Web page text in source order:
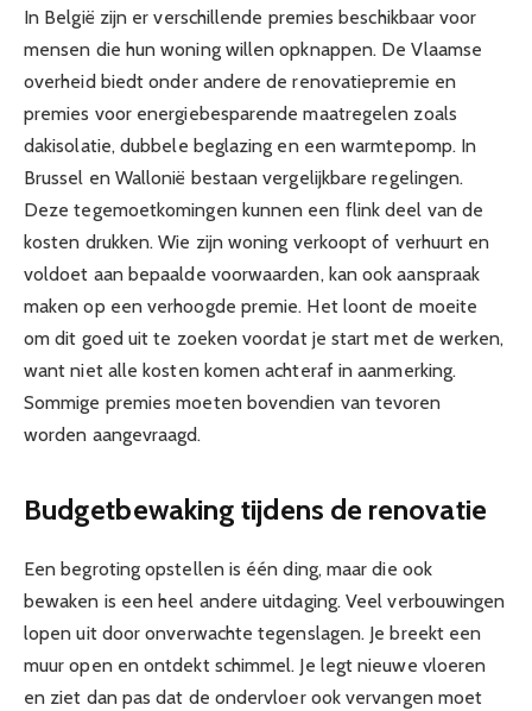
In België zijn er verschillende premies beschikbaar voor
mensen die hun woning willen opknappen. De Vlaamse
overheid biedt onder andere de renovatiepremie en
premies voor energiebesparende maatregelen zoals
dakisolatie, dubbele beglazing en een warmtepomp. In
Brussel en Wallonië bestaan vergelijkbare regelingen.
Deze tegemoetkomingen kunnen een flink deel van de
kosten drukken. Wie zijn woning verkoopt of verhuurt en
voldoet aan bepaalde voorwaarden, kan ook aanspraak
maken op een verhoogde premie. Het loont de moeite
om dit goed uit te zoeken voordat je start met de werken,
want niet alle kosten komen achteraf in aanmerking.
Sommige premies moeten bovendien van tevoren
worden aangevraagd.
Budgetbewaking tijdens de renovatie
Een begroting opstellen is één ding, maar die ook
bewaken is een heel andere uitdaging. Veel verbouwingen
lopen uit door onverwachte tegenslagen. Je breekt een
muur open en ontdekt schimmel. Je legt nieuwe vloeren
en ziet dan pas dat de ondervloer ook vervangen moet